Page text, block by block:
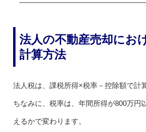
法人の不動産売却にお
計算方法
法人税は、課税所得×税率－控除額で計
ちなみに、税率は、年間所得が800万円
えるかで変わります。